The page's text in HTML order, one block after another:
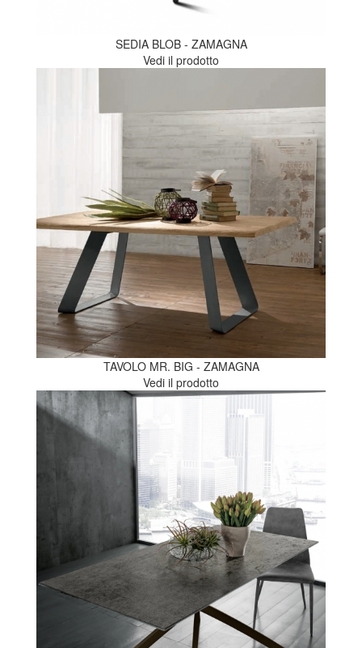
SEDIA BLOB - ZAMAGNA
Vedi il prodotto
TAVOLO MR. BIG - ZAMAGNA
Vedi il prodotto